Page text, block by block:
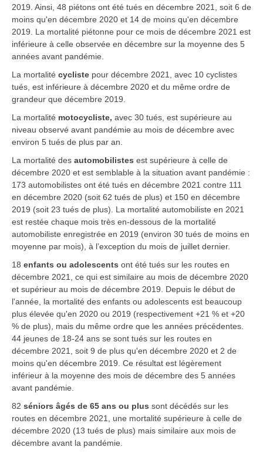
2019. Ainsi, 48 piétons ont été tués en décembre 2021, soit 6 de
moins qu'en décembre 2020 et 14 de moins qu'en décembre
2019. La mortalité piétonne pour ce mois de décembre 2021 est
inférieure à celle observée en décembre sur la moyenne des 5
années avant pandémie.
La mortalité cycliste pour décembre 2021, avec 10 cyclistes
tués, est inférieure à décembre 2020 et du même ordre de
grandeur que décembre 2019.
La mortalité motocycliste, avec 30 tués, est supérieure au
niveau observé avant pandémie au mois de décembre avec
environ 5 tués de plus par an.
La mortalité des automobilistes est supérieure à celle de
décembre 2020 et est semblable à la situation avant pandémie :
173 automobilistes ont été tués en décembre 2021 contre 111
en décembre 2020 (soit 62 tués de plus) et 150 en décembre
2019 (soit 23 tués de plus). La mortalité automobiliste en 2021
est restée chaque mois très en-dessous de la mortalité
automobiliste enregistrée en 2019 (environ 30 tués de moins en
moyenne par mois), à l’exception du mois de juillet dernier.
18 enfants ou adolescents ont été tués sur les routes en
décembre 2021, ce qui est similaire au mois de décembre 2020
et supérieur au mois de décembre 2019. Depuis le début de
l'année, la mortalité des enfants ou adolescents est beaucoup
plus élevée qu'en 2020 ou 2019 (respectivement +21 % et +20
% de plus), mais du même ordre que les années précédentes.
44 jeunes de 18-24 ans se sont tués sur les routes en
décembre 2021, soit 9 de plus qu'en décembre 2020 et 2 de
moins qu'en décembre 2019. Ce résultat est légèrement
inférieur à la moyenne des mois de décembre des 5 années
avant pandémie.
82 séniors âgés de 65 ans ou plus sont décédés sur les
routes en décembre 2021, une mortalité supérieure à celle de
décembre 2020 (13 tués de plus) mais similaire aux mois de
décembre avant la pandémie.